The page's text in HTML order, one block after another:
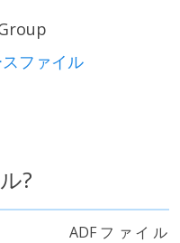
ファイル
?
ADFファイル